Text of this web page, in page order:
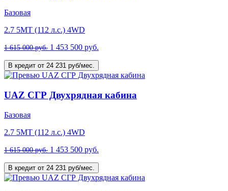
Базовая
2.7 5MT (112 л.с.) 4WD
1 615 000 руб. 1 453 500 руб.
В кредит от 24 231 руб/мес.
UAZ СГР Двухрядная кабина
Базовая
2.7 5MT (112 л.с.) 4WD
1 615 000 руб. 1 453 500 руб.
В кредит от 24 231 руб/мес.